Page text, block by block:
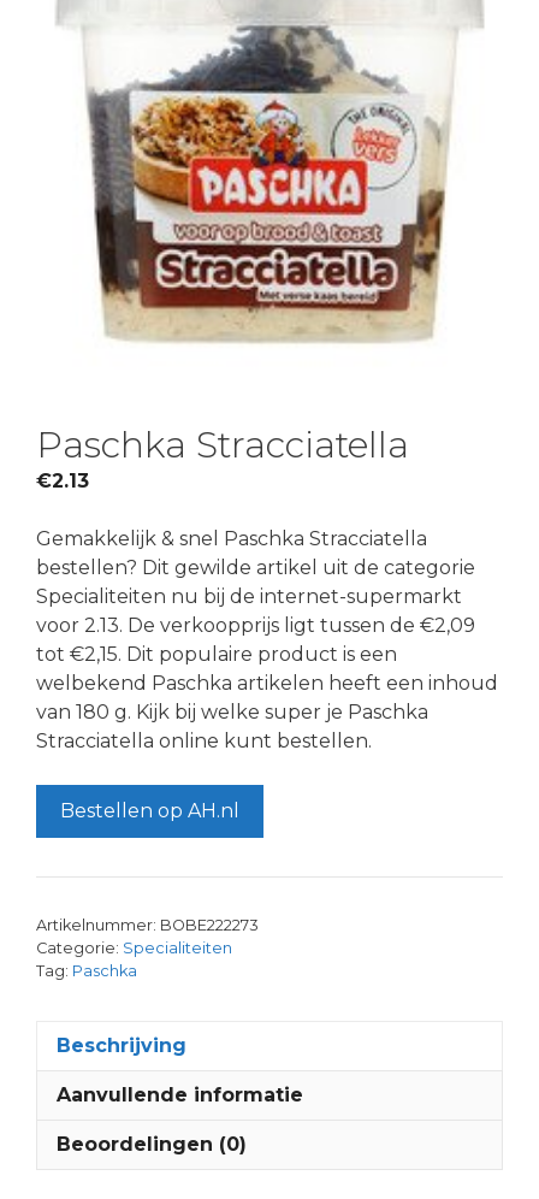
Paschka Stracciatella
€2.13
Gemakkelijk & snel Paschka Stracciatella
bestellen? Dit gewilde artikel uit de categorie
Specialiteiten nu bij de internet-supermarkt
voor 2.13. De verkoopprijs ligt tussen de €2,09
tot €2,15. Dit populaire product is een
welbekend Paschka artikelen heeft een inhoud
van 180 g. Kijk bij welke super je Paschka
Stracciatella online kunt bestellen.
Bestellen op AH.nl
Artikelnummer: BOBE222273
Categorie: Specialiteiten
Tag: Paschka
Beschrijving
Aanvullende informatie
Beoordelingen (0)